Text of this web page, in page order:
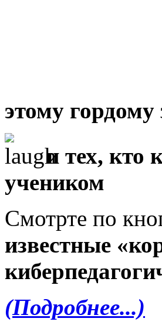
этому
и тех, кто
учеником
Смотрте по
известные
(Подробнее...)